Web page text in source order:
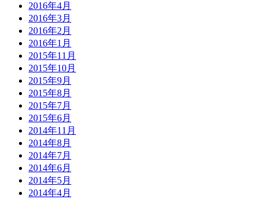
2016年4月
2016年3月
2016年2月
2016年1月
2015年11月
2015年10月
2015年9月
2015年8月
2015年7月
2015年6月
2014年11月
2014年8月
2014年7月
2014年6月
2014年5月
2014年4月